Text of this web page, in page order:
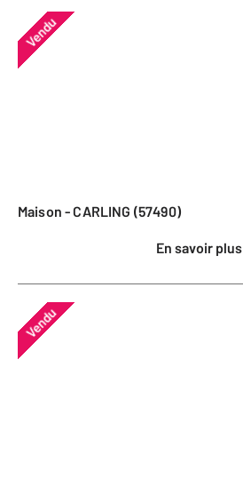
Vendu
Maison - CARLING (57490)
En savoir plus
Vendu